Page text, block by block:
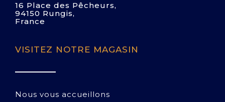
16 Place des Pêcheurs,
94150 Rungis,
France
VISITEZ NOTRE MAGASIN
Nous vous accueillons